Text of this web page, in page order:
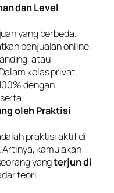
dan Level
yang berbeda.
penjualan online,
atau
kelas privat,
dengan
oleh Praktisi
praktisi aktif di
kamu akan
yangterjun di
teori.